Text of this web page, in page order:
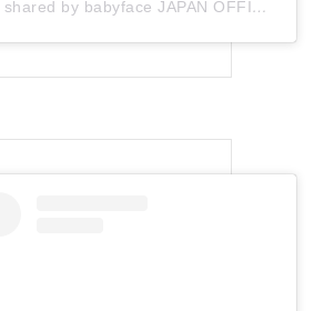
A post shared by babyface JAPAN OFFICIAL (@babyface_japan)